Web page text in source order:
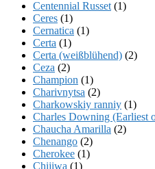
Centennial Russet (1)
Ceres (1)
Cernatica (1)
Certa (1)
Certa (weißblühend) (2)
Ceza (2)
Champion (1)
Charivnytsa (2)
Charkowskiy ranniy (1)
Charles Downing (Earliest
Chaucha Amarilla (2)
Chenango (2)
Cherokee (1)
Chijiwa (1)